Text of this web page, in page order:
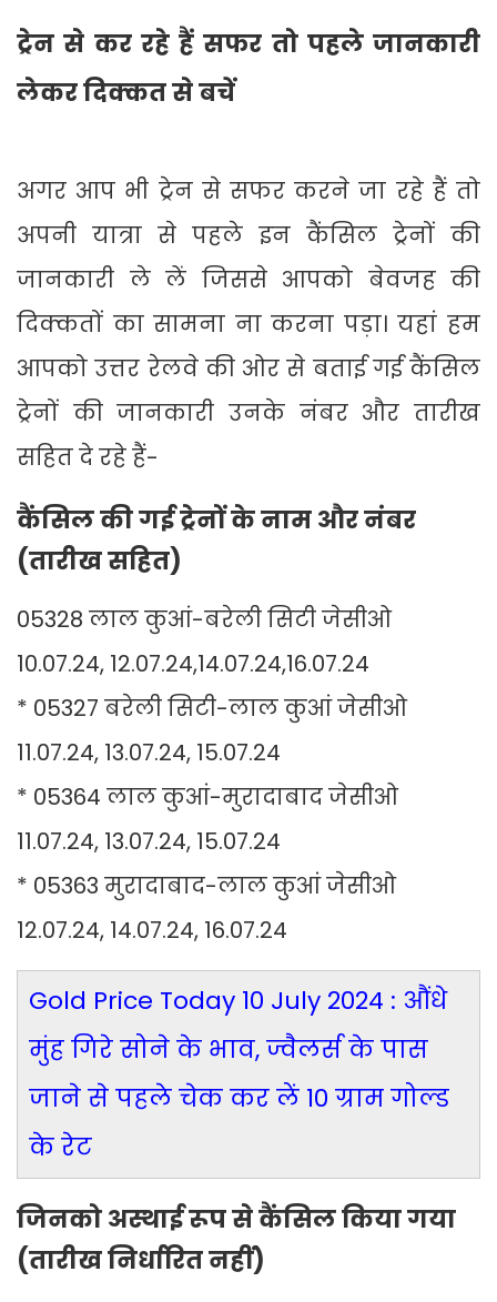
ट्रेन से कर रहे हैं सफर तो पहले जानकारी
लेकर दिक्कत से बचें
अगर आप भी ट्रेन से सफर करने जा रहे हैं तो
अपनी यात्रा से पहले इन कैंसिल ट्रेनों की
जानकारी ले लें जिससे आपको बेवजह की
दिक्कतों का सामना ना करना पड़ा। यहां हम
आपको उत्तर रेलवे की ओर से बताई गई कैंसिल
ट्रेनों की जानकारी उनके नंबर और तारीख
सहित दे रहे हैं-
कैंसिल की गई ट्रेनों के नाम और नंबर
(तारीख सहित)
05328 लाल कुआं-बरेली सिटी जेसीओ
10.07.24, 12.07.24,14.07.24,16.07.24
* 05327 बरेली सिटी-लाल कुआं जेसीओ
11.07.24, 13.07.24, 15.07.24
* 05364 लाल कुआं-मुरादाबाद जेसीओ
11.07.24, 13.07.24, 15.07.24
* 05363 मुरादाबाद-लाल कुआं जेसीओ
12.07.24, 14.07.24, 16.07.24
Gold Price Today 10 July 2024 : औंधे
मुंह गिरे सोने के भाव, ज्वैलर्स के पास
जाने से पहले चेक कर लें 10 ग्राम गोल्ड
के रेट
जिनको अस्थाई रूप से कैंसिल किया गया
(तारीख निर्धारित नहीं)